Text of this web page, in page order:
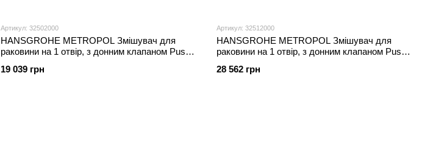
Артикул: 32502000
HANSGROHE METROPOL Змішувач для
раковини на 1 отвiр, з донним клапаном Push-
19 039 грн
Артикул: 32512000
HANSGROHE METROPOL Змішувач для
раковини на 1 отвiр, з донним клапаном Push-
28 562 грн